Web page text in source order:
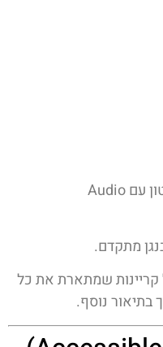
יצירת גרסה נוספת של הסרטון עם Audio
מתקדם.
קריינות שמתארת את כל
בתיאור נוסף.